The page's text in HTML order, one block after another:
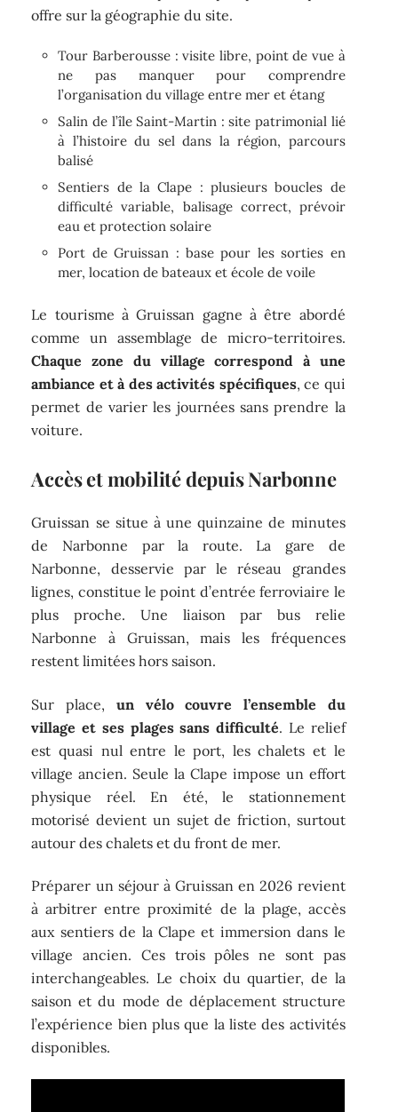
offre sur la géographie du site.
Tour Barberousse : visite libre, point de vue à
ne pas manquer pour comprendre
l’organisation du village entre mer et étang
Salin de l’île Saint-Martin : site patrimonial lié
à l’histoire du sel dans la région, parcours
balisé
Sentiers de la Clape : plusieurs boucles de
difficulté variable, balisage correct, prévoir
eau et protection solaire
Port de Gruissan : base pour les sorties en
mer, location de bateaux et école de voile
Le tourisme à Gruissan gagne à être abordé
comme un assemblage de micro-territoires.
Chaque zone du village correspond à une
ambiance et à des activités spécifiques, ce qui
permet de varier les journées sans prendre la
voiture.
Accès et mobilité depuis Narbonne
Gruissan se situe à une quinzaine de minutes
de Narbonne par la route. La gare de
Narbonne, desservie par le réseau grandes
lignes, constitue le point d’entrée ferroviaire le
plus proche. Une liaison par bus relie
Narbonne à Gruissan, mais les fréquences
restent limitées hors saison.
Sur place, un vélo couvre l’ensemble du
village et ses plages sans difficulté. Le relief
est quasi nul entre le port, les chalets et le
village ancien. Seule la Clape impose un effort
physique réel. En été, le stationnement
motorisé devient un sujet de friction, surtout
autour des chalets et du front de mer.
Préparer un séjour à Gruissan en 2026 revient
à arbitrer entre proximité de la plage, accès
aux sentiers de la Clape et immersion dans le
village ancien. Ces trois pôles ne sont pas
interchangeables. Le choix du quartier, de la
saison et du mode de déplacement structure
l’expérience bien plus que la liste des activités
disponibles.